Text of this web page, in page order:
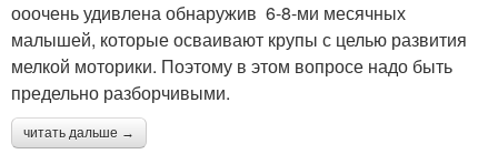
ооочень удивлена обнаружив 6-8-ми месячных
малышей, которые осваивают крупы с целью развития
мелкой моторики. Поэтому в этом вопросе надо быть
предельно разборчивыми.
читать дальше →